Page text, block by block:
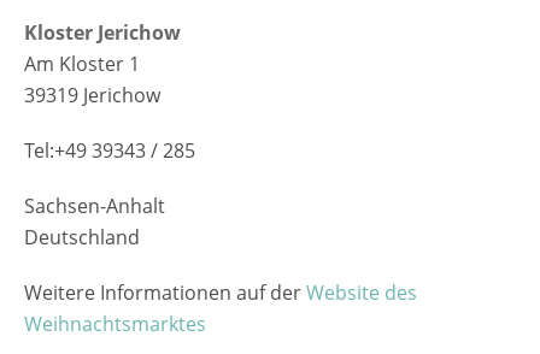
Kloster Jerichow
Am Kloster 1
39319 Jerichow
Tel:+49 39343 / 285
Sachsen-Anhalt
Deutschland
Weitere Informationen auf derWebsite des
Weihnachtsmarktes